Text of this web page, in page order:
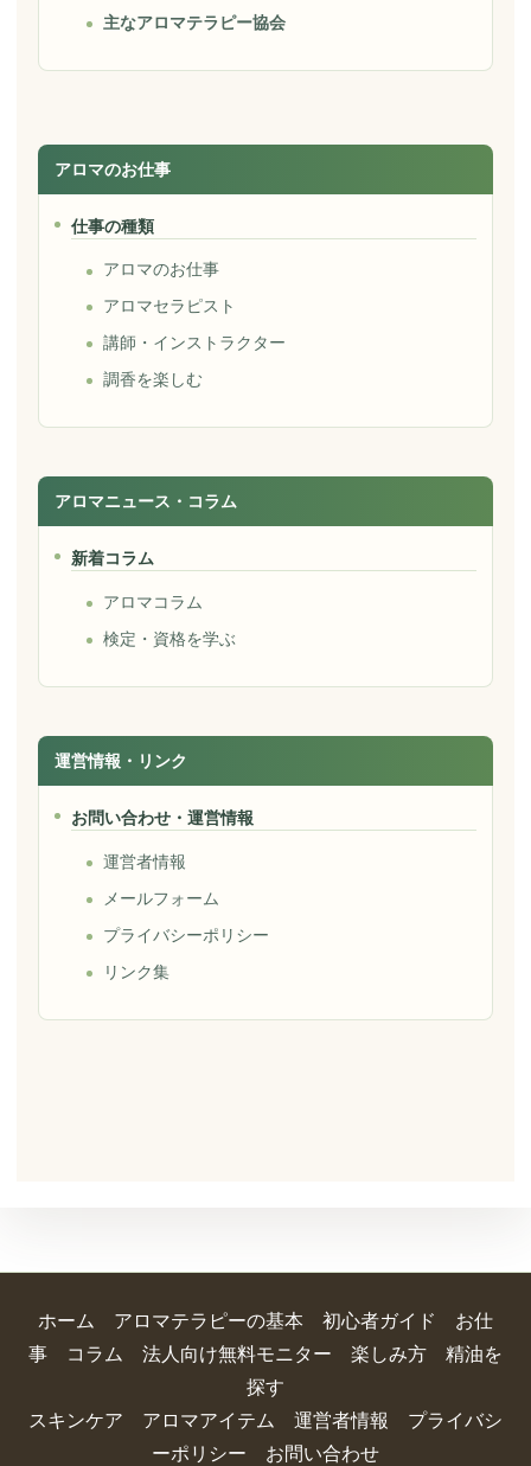
主なアロマテラピー協会
アロマのお仕事
仕事の種類
アロマのお仕事
アロマセラピスト
講師・インストラクター
調香を楽しむ
アロマニュース・コラム
新着コラム
アロマコラム
検定・資格を学ぶ
運営情報・リンク
お問い合わせ・運営情報
運営者情報
メールフォーム
プライバシーポリシー
リンク集
ホーム アロマテラピーの基本 初心者ガイド
お仕
事
コラム 法人向け無料モニター 楽しみ方
精油を
探す
スキンケア
アロマアイテム 運営者情報
プライバシ
ーポリシー
お問い合わせ